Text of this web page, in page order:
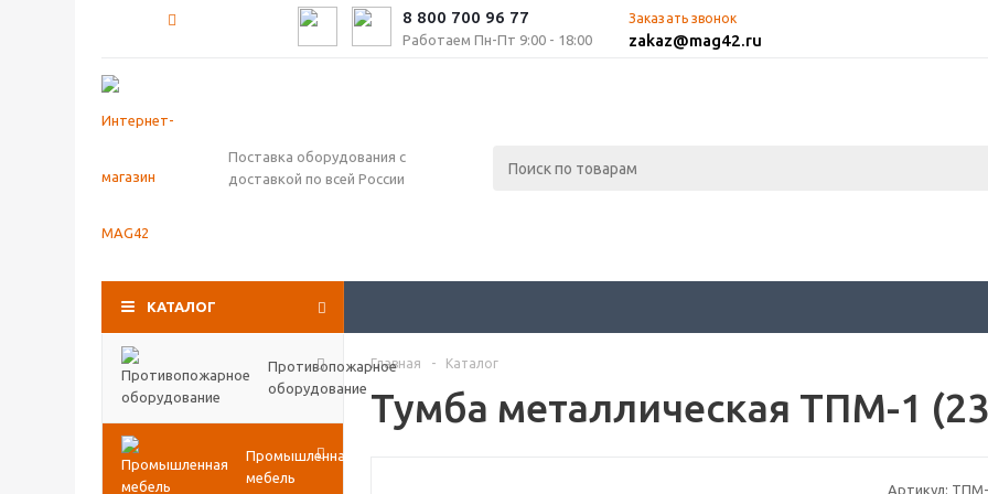
8 800 700 96 77
Работаем Пн-Пт 9:00 - 18:00
Заказать звонок
zakaz@mag42.ru
Поставка оборудования с
доставкой по всей России
КАТАЛОГ
Противопожарное
оборудование
Промышленная
мебель
Главная - Каталог
Тумба металлическая ТПМ-1
Артикул: